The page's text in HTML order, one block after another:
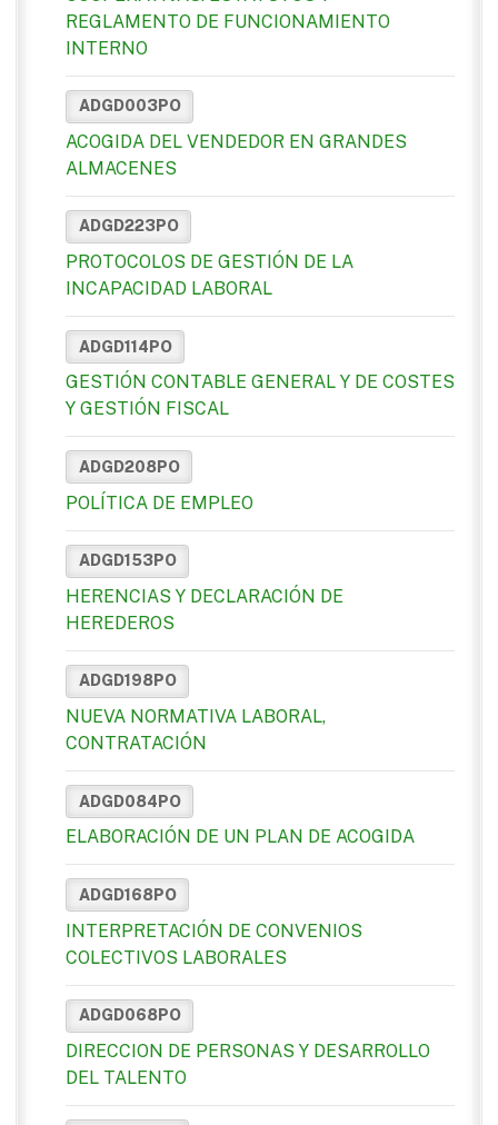
REGLAMENTO DE FUNCIONAMIENTO
INTERNO
ADGD003PO
ACOGIDA DEL VENDEDOR EN GRANDES
ALMACENES
ADGD223PO
PROTOCOLOS DE GESTIÓN DE LA
INCAPACIDAD LABORAL
ADGD114PO
GESTIÓN CONTABLE GENERAL Y DE COSTES
Y GESTIÓN FISCAL
ADGD208PO
POLÍTICA DE EMPLEO
ADGD153PO
HERENCIAS Y DECLARACIÓN DE
HEREDEROS
ADGD198PO
NUEVA NORMATIVA LABORAL,
CONTRATACIÓN
ADGD084PO
ELABORACIÓN DE UN PLAN DE ACOGIDA
ADGD168PO
INTERPRETACIÓN DE CONVENIOS
COLECTIVOS LABORALES
ADGD068PO
DIRECCION DE PERSONAS Y DESARROLLO
DEL TALENTO